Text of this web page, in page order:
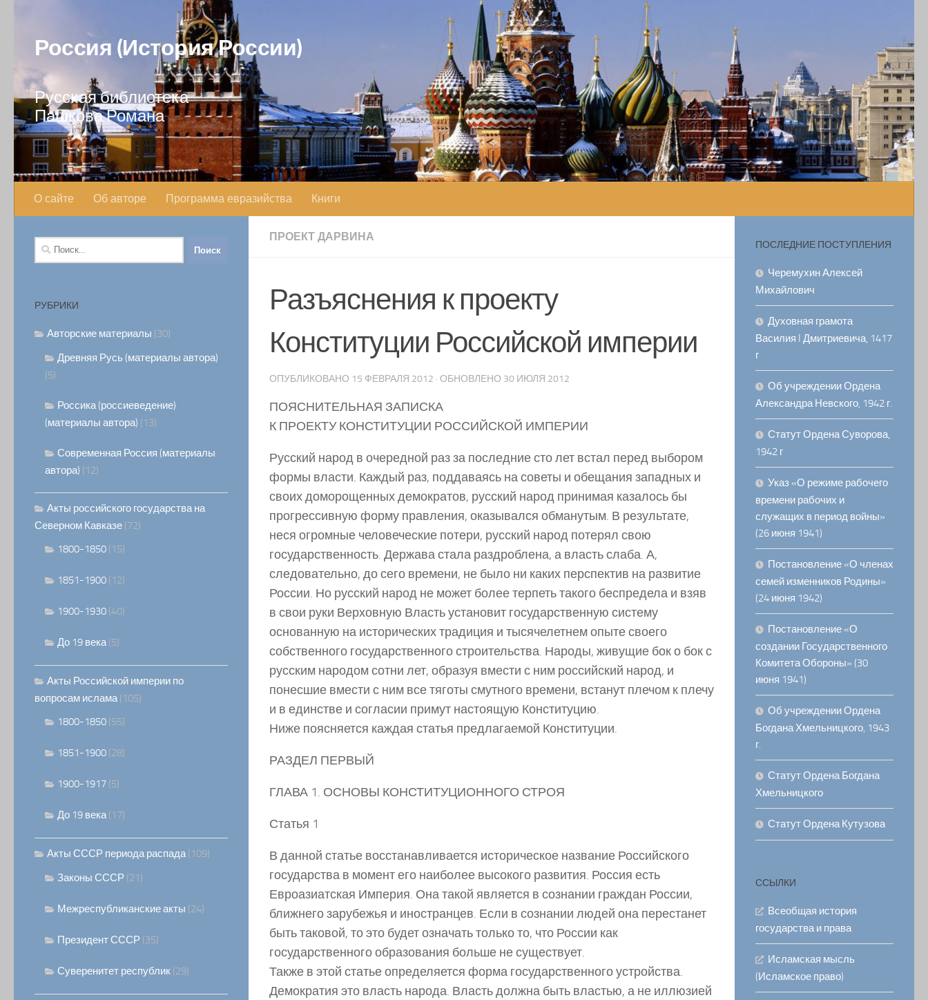
Россия (История России)
Русская библиотека
Пашкова Романа
О сайте Об авторе Программа евразийства Книги
ПРОЕКТ ДАРВИНА
Разъяснения к проекту
Конституции Российской империи
ОПУБЛИКОВАНО 15 ФЕВРАЛЯ 2012 · ОБНОВЛЕНО 30 ИЮЛЯ 2012
ПОЯСНИТЕЛЬНАЯ ЗАПИСКА
К ПРОЕКТУ КОНСТИТУЦИИ РОССИЙСКОЙ ИМПЕРИИ
Русский народ в очередной раз за последние сто лет встал перед выбором
формы власти. Каждый раз, поддаваясь на советы и обещания западных и
своих доморощенных демократов, русский народ принимая казалось бы
прогрессивную форму правления, оказывался обманутым. В результате,
неся огромные человеческие потери, русский народ потерял свою
государственность. Держава стала раздроблена, а власть слаба. А,
следовательно, до сего времени, не было ни каких перспектив на развитие
России. Но русский народ не может более терпеть такого беспредела и взяв
в свои руки Верховную Власть установит государственную систему
основанную на исторических традиция и тысячелетнем опыте своего
собственного государственного строительства. Народы, живущие бок о бок с
русским народом сотни лет, образуя вмести с ним российский народ, и
понесшие вмести с ним все тяготы смутного времени, встанут плечом к плечу
и в единстве и согласии примут настоящую Конституцию.
Ниже поясняется каждая статья предлагаемой Конституции.
РАЗДЕЛ ПЕРВЫЙ
ГЛАВА 1. ОСНОВЫ КОНСТИТУЦИОННОГО СТРОЯ
Статья 1
В данной статье восстанавливается историческое название Российского
государства в момент его наиболее высокого развития. Россия есть
Евроазиатская Империя. Она такой является в сознании граждан России,
ближнего зарубежья и иностранцев. Если в сознании людей она перестанет
быть таковой, то это будет означать только то, что России как
государственного образования больше не существует.
Также в этой статье определяется форма государственного устройства.
Демократия это власть народа. Власть должна быть властью, а не иллюзией
Найти:
РУБРИКИ
Авторские материалы (30)
Древняя Русь (материалы автора)
(5)
Россика (россиеведение)
(материалы автора) (13)
Современная Россия (материалы
автора) (12)
Акты российского государства на
Северном Кавказе (72)
1800-1850 (15)
1851-1900 (12)
1900-1930 (40)
До 19 века(5)
Акты Российской империи по
вопросам ислама(105)
1800-1850 (55)
1851-1900 (28)
1900-1917 (5)
До 19 века(17)
Акты СССР периода распада(109)
Законы СССР (21)
Межреспубликанские акты (24)
Президент СССР (35)
Суверенитет республик (29)
ПОСЛЕДНИЕ ПОСТУПЛЕНИЯ
Черемухин Алексей
Михайлович
Духовная грамота
Василия I Дмитриевича, 1417
г
Об учреждении Ордена
Александра Невского, 1942 г.
Статут Ордена Суворова,
1942 г
Указ «О режиме рабочего
времени рабочих и
служащих в период войны»
(26 июня 1941)
Постановление «О членах
семей изменников Родины»
(24 июня 1942)
Постановление «О
создании Государственного
Комитета Обороны» (30
июня 1941)
Об учреждении Ордена
Богдана Хмельницкого, 1943
г.
Статут Ордена Богдана
Хмельницкого
Статут Ордена Кутузова
ССЫЛКИ
Всеобщая история
государства и права
Исламская мысль
(Исламское право)